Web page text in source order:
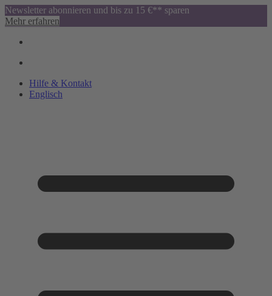
Newsletter abonnieren und bis zu 15 €** sparen
Mehr erfahren
Hilfe & Kontakt
Englisch